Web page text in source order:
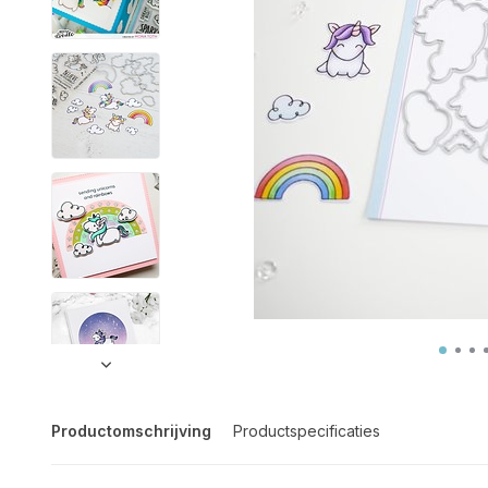
Productomschrijving Productspecificaties